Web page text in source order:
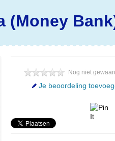
(Money
Nog niet
Je beoordeling